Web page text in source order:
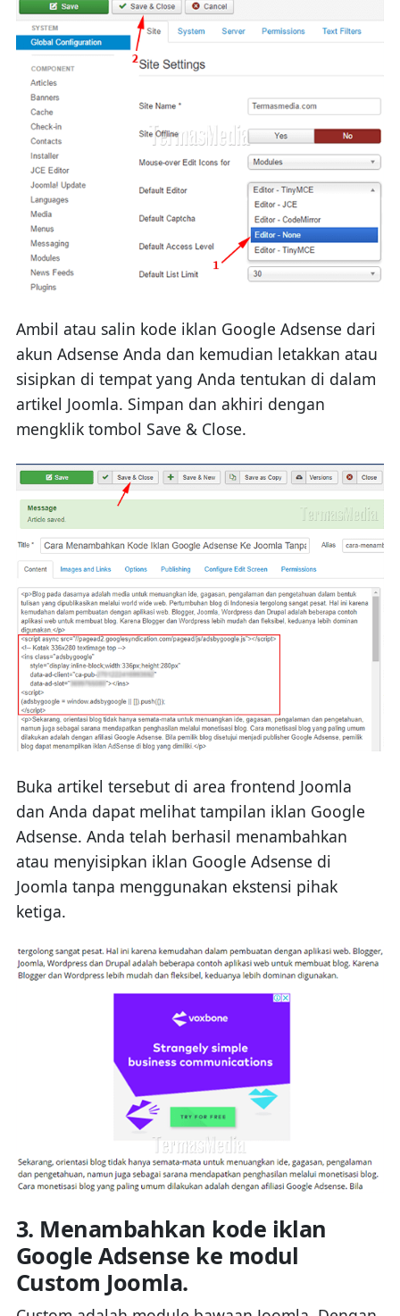
Ambil atau salin kode iklan Google Adsense dari
akun Adsense Anda dan kemudian letakkan atau
sisipkan di tempat yang Anda tentukan di dalam
artikel Joomla. Simpan dan akhiri dengan
mengklik tombol Save & Close.
Buka artikel tersebut di area frontend Joomla
dan Anda dapat melihat tampilan iklan Google
Adsense. Anda telah berhasil menambahkan
atau menyisipkan iklan Google Adsense di
Joomla tanpa menggunakan ekstensi pihak
ketiga.
3. Menambahkan kode iklan
Google Adsense ke modul
Custom Joomla.